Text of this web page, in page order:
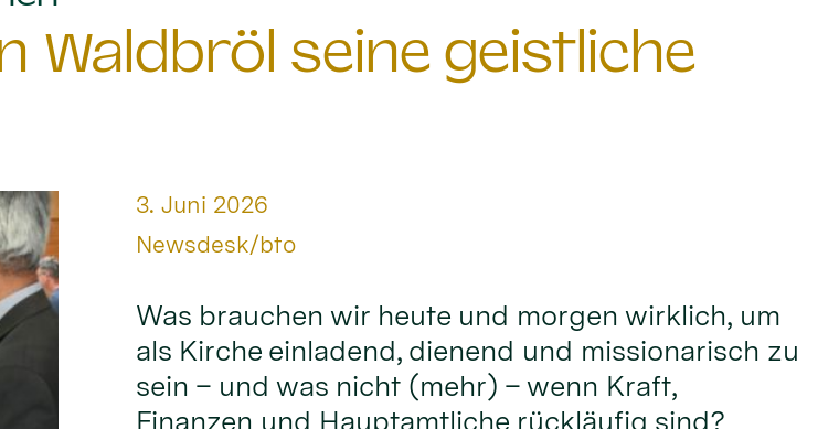
Waldbröl seine geistliche
Datum:
3. Juni 2026
Von:
Newsdesk/bto
Was brauchen wir heute und morgen wirklich, um
als Kirche einladend, dienend und missionarisch zu
sein – und was nicht (mehr) – wenn Kraft,
Finanzen und Hauptamtliche rückläufig sind?